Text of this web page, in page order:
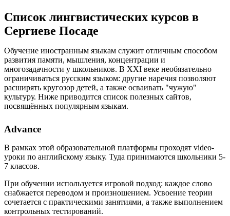
Список лингвистических курсов в
Сергиеве Посаде
Обучение иностранным языкам служит отличным способом
развития памяти, мышления, концентрации и
многозадачности у школьников. В XXI веке необязательно
ограничиваться русским языком: другие наречия позволяют
расширять кругозор детей, а также осваивать "чужую"
культуру. Ниже приводится список полезных сайтов,
посвящённых популярным языкам.
Advance
В рамках этой образовательной платформы проходят video-
уроки по английскому языку. Туда принимаются школьники 5-
7 классов.
При обучении используется игровой подход: каждое слово
снабжается переводом и произношением. Усвоение теории
сочетается с практическими занятиями, а также выполнением
контрольных тестирований.